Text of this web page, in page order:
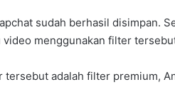
sudah berhasil disimpan.
video menggunakan filter
tersebut adalah filter premium,